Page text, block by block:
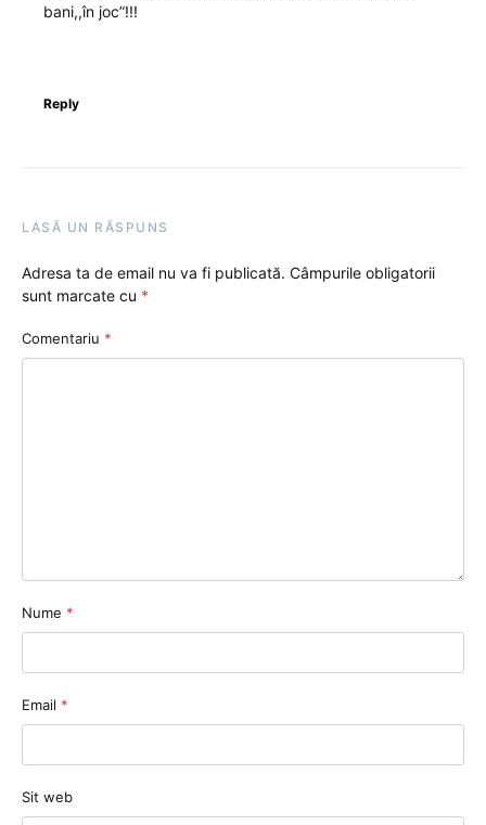
bani,,în joc”!!!
Reply
LASĂ UN RĂSPUNS
Adresa ta de email nu va fi publicată. Câmpurile obligatorii
sunt marcate cu *
Comentariu *
Nume *
Email *
Sit web